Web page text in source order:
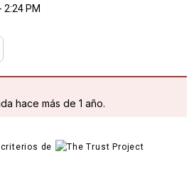
2:24 PM
hace más de 1 año.
de